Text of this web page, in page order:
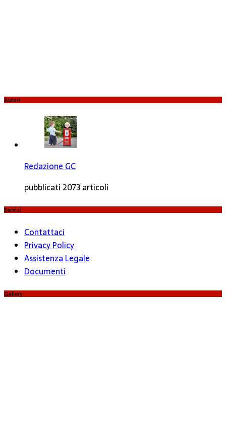
Autori
Redazione GC
pubblicati 2073 articoli
Servizi
Contattaci
Privacy Policy
Assistenza Legale
Documenti
Gallery